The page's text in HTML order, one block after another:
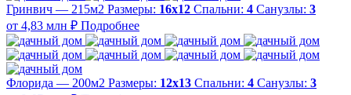
Гринвич — 215м2 Размеры: 16х12 Спальни: 4 Санузлы: 3
от 4,83 млн ₽ Подробнее
Флорида — 200м2 Размеры: 12х13 Спальни: 4 Санузлы: 3